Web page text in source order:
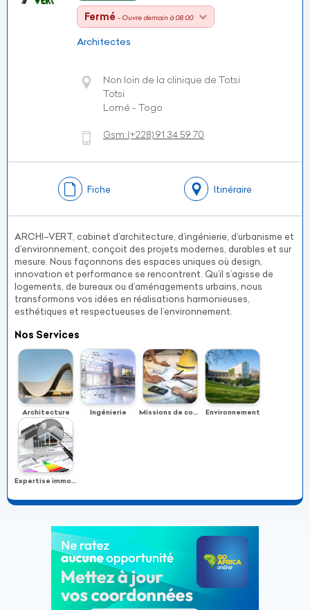
Fermé - Ouvre demain à 08:00
Architectes
Non loin de la clinique de Totsi
Totsi
Lomé - Togo
Gsm:(+228)91 34 59 70
Fiche Itinéraire
ARCHI–VERT, cabinet d’architecture, d’ingénierie, d’urbanisme et
d’environnement, conçoit des projets modernes, durables et sur
mesure. Nous façonnons des espaces uniques où design,
innovation et performance se rencontrent. Qu’il s’agisse de
logements, de bureaux ou d’aménagements urbains, nous
transformons vos idées en réalisations harmonieuses,
esthétiques et respectueuses de l’environnement.
Nos Services
Architecture Ingénierie Missions de contrôle Environnement
Expertise immobilière